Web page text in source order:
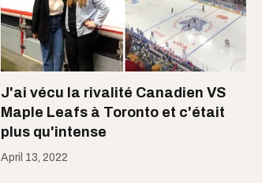
J'ai vécu la rivalité Canadien VS
Maple Leafs à Toronto et c'était
plus qu'intense
April 13, 2022